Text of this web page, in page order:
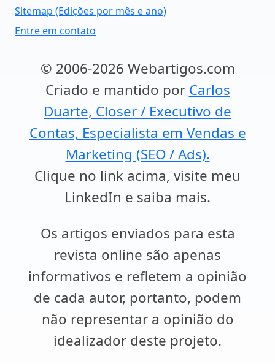
Sitemap (Edições por mês e ano)
Entre em contato
© 2006-2026 Webartigos.com
Criado e mantido por Carlos
Duarte, Closer / Executivo de
Contas, Especialista em Vendas e
Marketing (SEO / Ads).
Clique no link acima, visite meu
LinkedIn e saiba mais.
Os artigos enviados para esta
revista online são apenas
informativos e refletem a opinião
de cada autor, portanto, podem
não representar a opinião do
idealizador deste projeto.